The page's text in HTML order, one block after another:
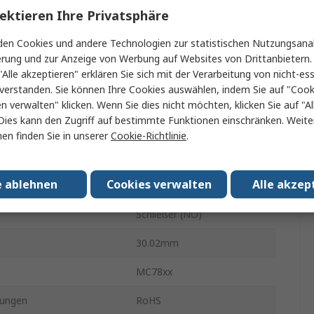
Plus
Durchsteckmontage
3.4mA
TO-220
3
Festwert
Schließer (NO)
30.02mm
MC78xx
RoHS
Ihre Privatsphäre
Cookies und andere Technologien zur statistischen
und zur Anzeige von Werbung auf Websites von
akzeptieren" erklären Sie sich mit der Verarbeitung von nicht-
Sie können Ihre Cookies auswählen, indem Sie auf
verwalten" klicken. Wenn Sie dies nicht möchten, klicken Sie auf
kann den Zugriff auf bestimmte Funktionen einschränken.
finden Sie in unsererCookie-Richtlinie.
Alle
Cookies verwalten
ablehnen